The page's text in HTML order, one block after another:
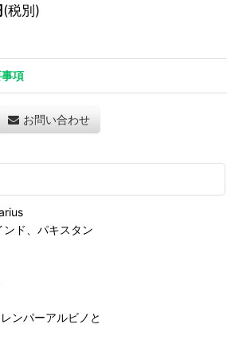
(税別)
項
お問い合わせ
ド、パキスタン
ンパーアルビノと